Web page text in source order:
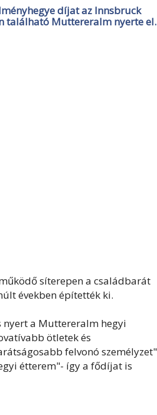
díjat az Innsbruck
található Muttereralm nyerte el.
síterepen a családbarát
években építették ki.
a Muttereralm hegyi
ötletek és
felvonó személyzet"
étterem"- így a fődíjat is